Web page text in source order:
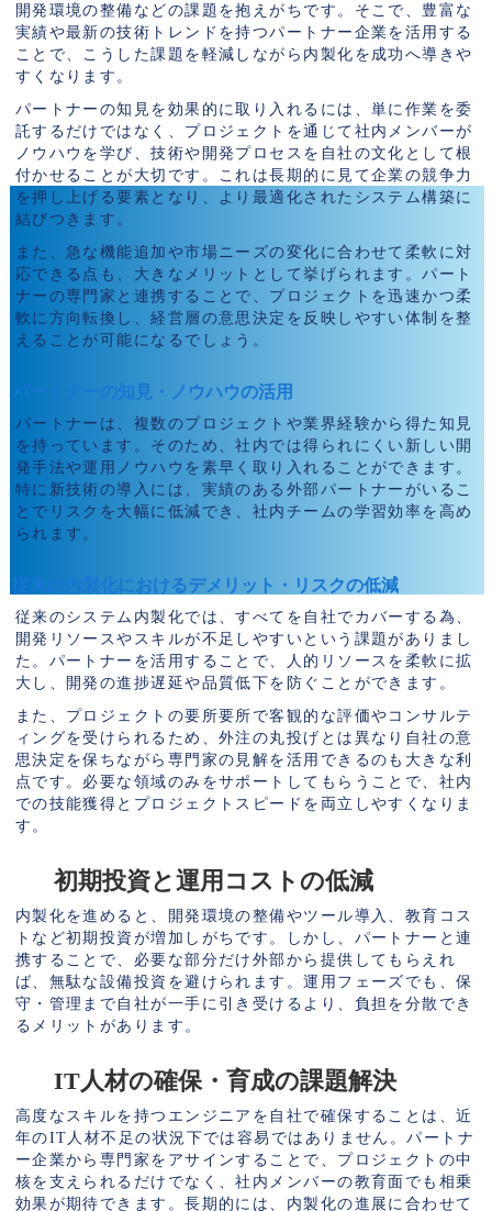
開発環境の整備などの課題を抱えがちです。そこで、豊富な
実績や最新の技術トレンドを持つパートナー企業を活用する
ことで、こうした課題を軽減しながら内製化を成功へ導きや
すくなります。
パートナーの知見を効果的に取り入れるには、単に作業を委
託するだけではなく、プロジェクトを通じて社内メンバーが
ノウハウを学び、技術や開発プロセスを自社の文化として根
付かせることが大切です。これは長期的に見て企業の競争力
を押し上げる要素となり、より最適化されたシステム構築に
結びつきます。
また、急な機能追加や市場ニーズの変化に合わせて柔軟に対
応できる点も、大きなメリットとして挙げられます。パート
ナーの専門家と連携することで、プロジェクトを迅速かつ柔
軟に方向転換し、経営層の意思決定を反映しやすい体制を整
えることが可能になるでしょう。
パートナーの知見・ノウハウの活用
パートナーは、複数のプロジェクトや業界経験から得た知見
を持っています。そのため、社内では得られにくい新しい開
発手法や運用ノウハウを素早く取り入れることができます。
特に新技術の導入には、実績のある外部パートナーがいるこ
とでリスクを大幅に低減でき、社内チームの学習効率を高め
られます。
従来の内製化におけるデメリット・リスクの低減
従来のシステム内製化では、すべてを自社でカバーする為、
開発リソースやスキルが不足しやすいという課題がありまし
た。パートナーを活用することで、人的リソースを柔軟に拡
大し、開発の進捗遅延や品質低下を防ぐことができます。
また、プロジェクトの要所要所で客観的な評価やコンサルテ
ィングを受けられるため、外注の丸投げとは異なり自社の意
思決定を保ちながら専門家の見解を活用できるのも大きな利
点です。必要な領域のみをサポートしてもらうことで、社内
での技能獲得とプロジェクトスピードを両立しやすくなりま
す。
初期投資と運用コストの低減
内製化を進めると、開発環境の整備やツール導入、教育コス
トなど初期投資が増加しがちです。しかし、パートナーと連
携することで、必要な部分だけ外部から提供してもらえれ
ば、無駄な設備投資を避けられます。運用フェーズでも、保
守・管理まで自社が一手に引き受けるより、負担を分散でき
るメリットがあります。
IT人材の確保・育成の課題解決
高度なスキルを持つエンジニアを自社で確保することは、近
年のIT人材不足の状況下では容易ではありません。パートナ
ー企業から専門家をアサインすることで、プロジェクトの中
核を支えられるだけでなく、社内メンバーの教育面でも相乗
効果が期待できます。長期的には、内製化の進展に合わせて